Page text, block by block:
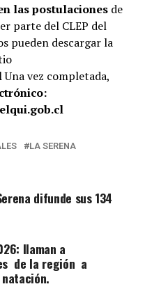
las postulacionesde
parte del CLEP del
pueden descargar la
Una vez completada,
LA SERENA
difunde sus 134
llaman a
de la región a